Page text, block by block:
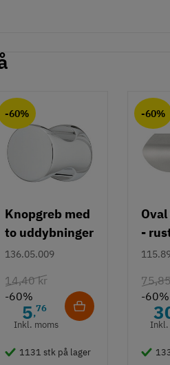
-60%
Knopgreb med
to uddybninger
- rustfrit stål
136.05.009
14,40 kr
-60%
5,76
Inkl. moms
1131 stk på lager
-60%
-
-60%
Inkl.